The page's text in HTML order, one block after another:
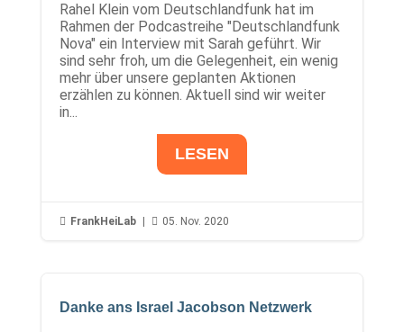
Rahel Klein vom Deutschlandfunk hat im
Rahmen der Podcastreihe "Deutschlandfunk
Nova" ein Interview mit Sarah geführt. Wir
sind sehr froh, um die Gelegenheit, ein wenig
mehr über unsere geplanten Aktionen
erzählen zu können. Aktuell sind wir weiter
in...
LESEN
 FrankHeiLab  05. Nov. 2020
Danke ans Israel Jacobson Netzwerk